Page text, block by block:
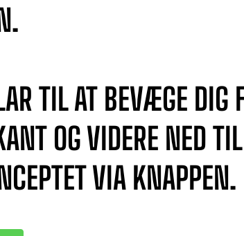
TIL AT BEVÆGE DIG
OG VIDERE NED
VIA KNAPPEN.